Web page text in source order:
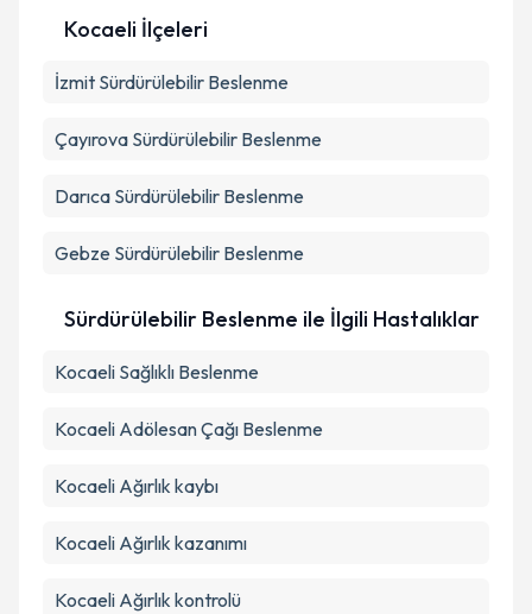
Metni'ni okudum ve kişisel verilerimin belirtilen
Kocaeli İlçeleri
İzmit Sürdürülebilir Beslenme
Çayırova Sürdürülebilir Beslenme
Darıca Sürdürülebilir Beslenme
Gebze Sürdürülebilir Beslenme
Sürdürülebilir Beslenme ile İlgili Hastalıklar
Kocaeli Sağlıklı Beslenme
Kocaeli Adölesan Çağı Beslenme
Kocaeli Ağırlık kaybı
Kocaeli Ağırlık kazanımı
Kocaeli Ağırlık kontrolü